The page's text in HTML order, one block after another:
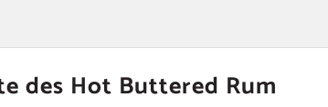
des Hot Buttered Rum